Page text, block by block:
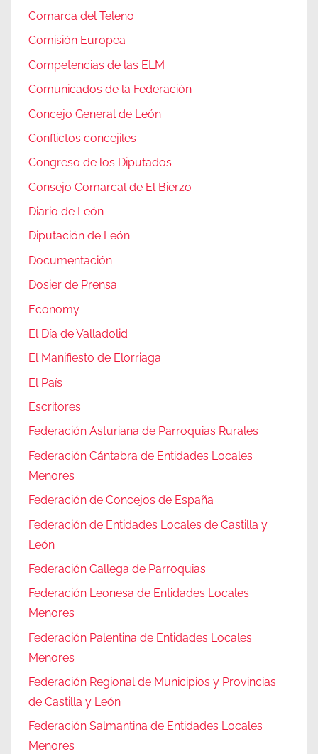
Comarca del Teleno
Comisión Europea
Competencias de las ELM
Comunicados de la Federación
Concejo General de León
Conflictos concejiles
Congreso de los Diputados
Consejo Comarcal de El Bierzo
Diario de León
Diputación de León
Documentación
Dosier de Prensa
Economy
El Día de Valladolid
El Manifiesto de Elorriaga
El País
Escritores
Federación Asturiana de Parroquias Rurales
Federación Cántabra de Entidades Locales
Menores
Federación de Concejos de España
Federación de Entidades Locales de Castilla y
León
Federación Gallega de Parroquias
Federación Leonesa de Entidades Locales
Menores
Federación Palentina de Entidades Locales
Menores
Federación Regional de Municipios y Provincias
de Castilla y León
Federación Salmantina de Entidades Locales
Menores